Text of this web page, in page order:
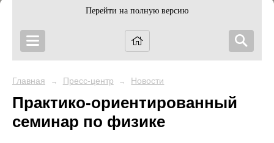
Перейти на полную версию
Главная → Пресс-центр → Новости
Практико-ориентированный
семинар по физике